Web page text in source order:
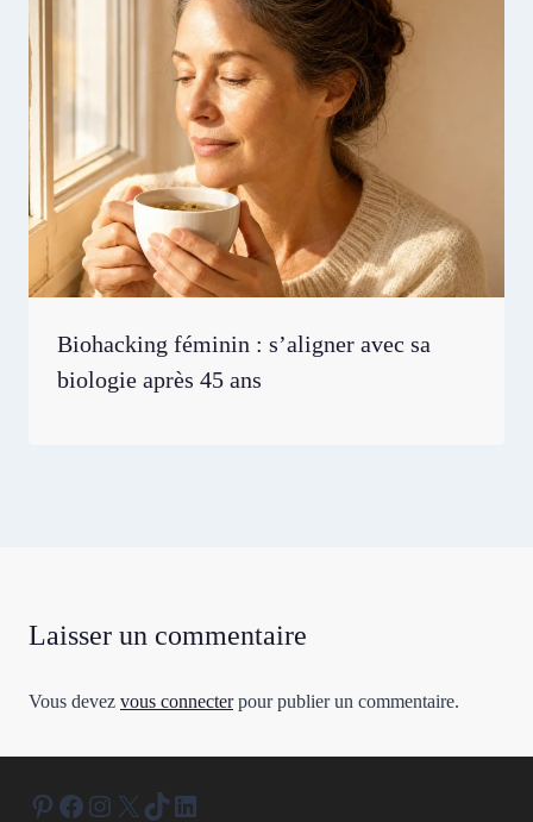
Biohacking féminin : s’aligner avec sa
biologie après 45 ans
Laisser un commentaire
Vous devez vous connecterpour publier un commentaire.
Pinterest
Facebook
Instagram
X TikTokLinkedIn